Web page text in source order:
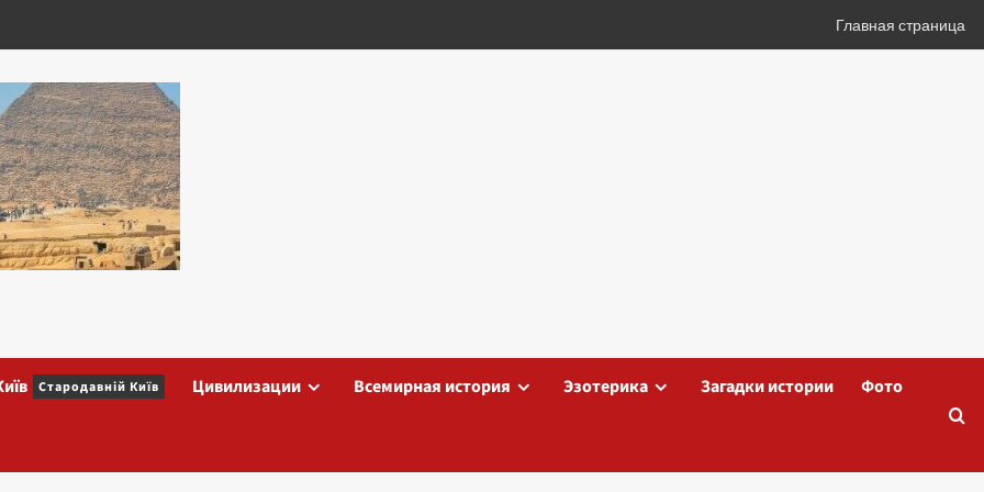
Главная страница
Стародавній Київ Цивилизации Всемирная история Эзотерика Загадки истории Фото